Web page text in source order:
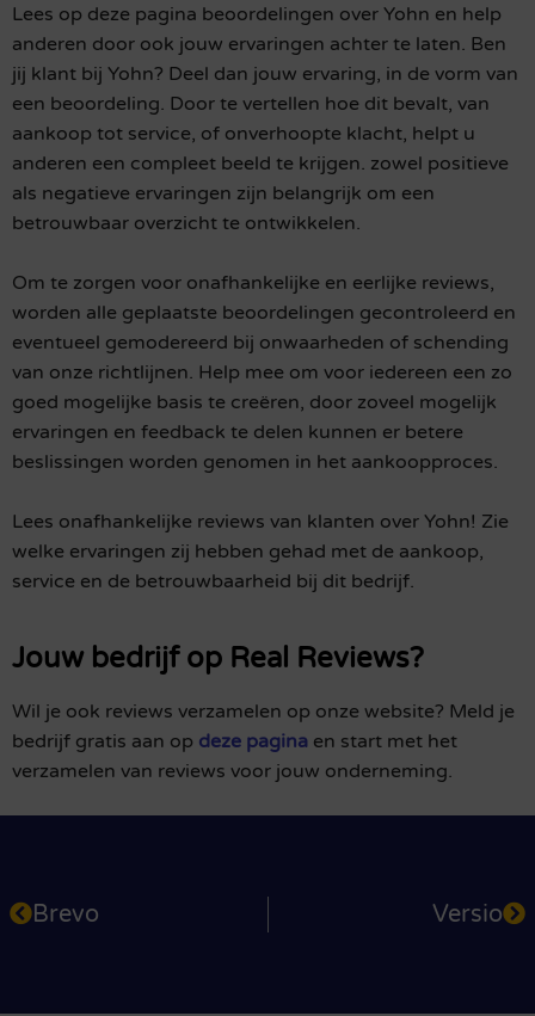
Lees op deze pagina beoordelingen over Yohn en help
anderen door ook jouw ervaringen achter te laten. Ben
jij klant bij Yohn? Deel dan jouw ervaring, in de vorm van
een beoordeling. Door te vertellen hoe dit bevalt, van
aankoop tot service, of onverhoopte klacht, helpt u
anderen een compleet beeld te krijgen. zowel positieve
als negatieve ervaringen zijn belangrijk om een
betrouwbaar overzicht te ontwikkelen.
Om te zorgen voor onafhankelijke en eerlijke reviews,
worden alle geplaatste beoordelingen gecontroleerd en
eventueel gemodereerd bij onwaarheden of schending
van onze richtlijnen. Help mee om voor iedereen een zo
goed mogelijke basis te creëren, door zoveel mogelijk
ervaringen en feedback te delen kunnen er betere
beslissingen worden genomen in het aankoopproces.
Lees onafhankelijke reviews van klanten over Yohn! Zie
welke ervaringen zij hebben gehad met de aankoop,
service en de betrouwbaarheid bij dit bedrijf.
Jouw bedrijf op Real Reviews?
Wil je ook reviews verzamelen op onze website? Meld je
bedrijf gratis aan op deze pagina en start met het
verzamelen van reviews voor jouw onderneming.
Brevo Versio